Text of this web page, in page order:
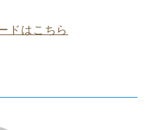
ドはこちら